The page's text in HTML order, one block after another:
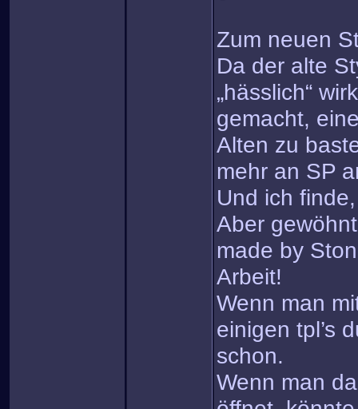
Zum neuen
Da der alte
„hässlich“
gemacht,
Alten zu
mehr an SP
Und ich
Aber
made by
Arbeit!
Wenn man
einigen tpl’s
schon.
Wenn man